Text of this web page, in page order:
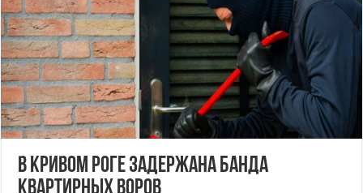
В Кривом Роге задержана банда